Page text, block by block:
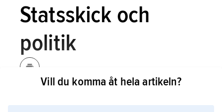
Statsskick och
politik
Vill du komma åt hela artikeln?